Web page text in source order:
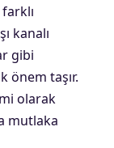
kanalı
gibi
önem taşır.
olarak
mutlaka